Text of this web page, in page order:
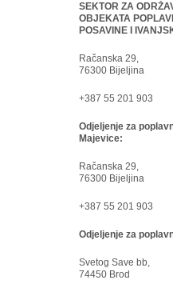
SEKTOR ZA
OBJEKATA
POSAVINE I
Račanska 29,
76300 Bijeljina
+387 55 201 903
Odjeljenje za
Majevice:
Račanska 29,
76300 Bijeljina
+387 55 201 903
Odjeljenje za
Svetog Save bb,
74450 Brod